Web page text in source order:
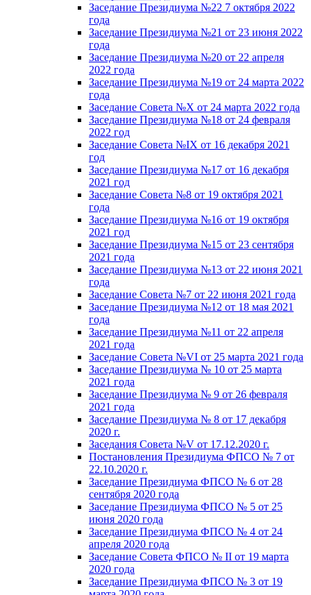
Заседание Президиума №22 7 октября 2022
года
Заседание Президиума №21 от 23 июня 2022
года
Заседание Президиума №20 от 22 апреля
2022 года
Заседание Президиума №19 от 24 марта 2022
года
Заседание Совета №X от 24 марта 2022 года
Заседание Президиума №18 от 24 февраля
2022 год
Заседание Совета №IX от 16 декабря 2021
год
Заседание Президиума №17 от 16 декабря
2021 год
Заседание Совета №8 от 19 октября 2021
года
Заседание Президиума №16 от 19 октября
2021 год
Заседание Президиума №15 от 23 сентября
2021 года
Заседание Президиума №13 от 22 июня 2021
года
Заседание Совета №7 от 22 июня 2021 года
Заседание Президиума №12 от 18 мая 2021
года
Заседание Президиума №11 от 22 апреля
2021 года
Заседание Совета №VI от 25 марта 2021 года
Заседание Президиума № 10 от 25 марта
2021 года
Заседание Президиума № 9 от 26 февраля
2021 года
Заседание Президиума № 8 от 17 декабря
2020 г.
Заседания Совета №V от 17.12.2020 г.
Постановления Президиума ФПСО № 7 от
22.10.2020 г.
Заседание Президиума ФПСО № 6 от 28
сентября 2020 года
Заседание Президиума ФПСО № 5 от 25
июня 2020 года
Заседание Президиума ФПСО № 4 от 24
апреля 2020 года
Заседание Совета ФПСО № II от 19 марта
2020 года
Заседание Президиума ФПСО № 3 от 19